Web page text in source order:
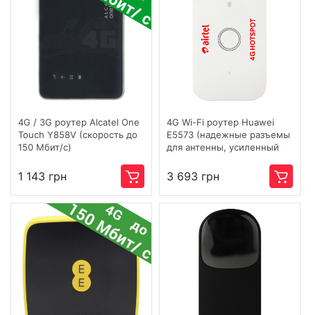
4G / 3G роутер Alcatel One
Touch Y858V (скорость до
150 Мбит/с)
1 143 грн
4G Wi-Fi роутер Huawei
E5573 (надежные разъемы
для антенны, усиленный
3 693 грн